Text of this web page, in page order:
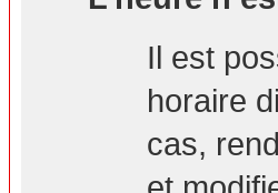
Il est
horaire
cas,